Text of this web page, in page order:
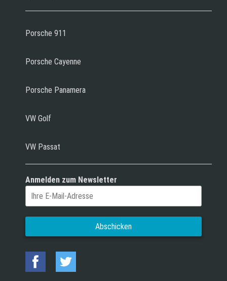
Porsche 911
Porsche Cayenne
Porsche Panamera
VW Golf
VW Passat
Anmelden zum Newsletter